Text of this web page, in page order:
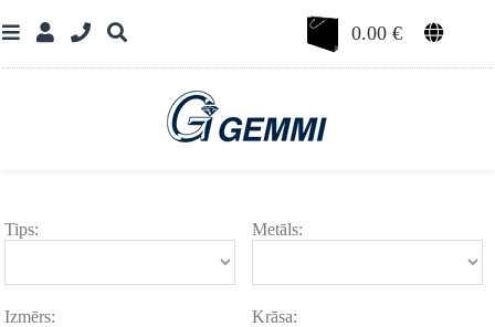
0.00€
Tips: Metāls:
Izmērs: Krāsa: